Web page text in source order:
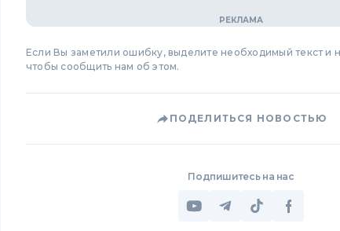
Если Вы заметили ошибку, выделите необходимый текст и
чтобы сообщить нам об этом.
ПОДЕЛИТЬСЯ НОВОСТЬЮ
Подпишитесь на нас